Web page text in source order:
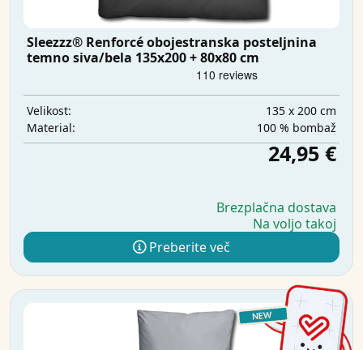
Sleezzz® Renforcé obojestranska posteljnina
temno siva/bela 135x200 + 80x80 cm
Velikost:
135 x 200 cm
Material:
100 % bombaž
24,95 €
Brezplačna dostava
Na voljo takoj
Preberite več